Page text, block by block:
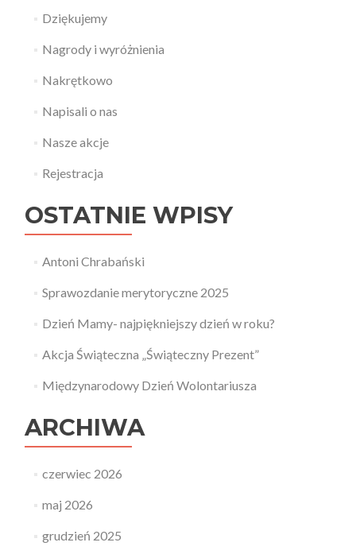
Dziękujemy
Nagrody i wyróżnienia
Nakrętkowo
Napisali o nas
Nasze akcje
Rejestracja
OSTATNIE WPISY
Antoni Chrabański
Sprawozdanie merytoryczne 2025
Dzień Mamy- najpiękniejszy dzień w roku?
Akcja Świąteczna „Świąteczny Prezent”
Międzynarodowy Dzień Wolontariusza
ARCHIWA
czerwiec 2026
maj 2026
grudzień 2025